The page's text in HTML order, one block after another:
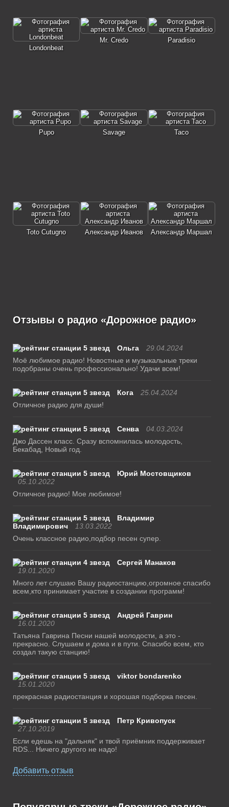
Londonbeat
Mr. Credo Paradisio
Pupo Savage Taco
Toto Cutugno Александр Иванов Александр Маршал
Отзывы о радио «Дорожное радио»
Ольга
29.04.2024
Моё любимое радио! Новостные и музыкальные треки
подобраны очень профессионально! Удачи всем!
Кога
25.04.2024
Отличное радио для души!
Сенва
04.03.2024
Джо Дассен класс. Сразу вспомнилась молодость,
Бекабад, Новый год.
Юрий Мостовщиков
05.10.2022
Отличное радио! Мое любимое!
Владимир
Владимирович
13.03.2022
Очень классное радио,подбор песен супер.
Сергей Манаков
19.01.2020
Много лет слушаю Вашу радиостанцию,огромное спасибо
всем,кто принимает участие в создании программ!
Андрей Гаврин
16.01.2020
Татьяна Гаврина Песни нашей молодости, а это -
прекрасно. Слушаем и дома и в пути. Спасибо всем, кто
создал такую станцию!
viktor bondarenko
15.01.2020
прекрасная радиостанция и хорошая подборка песен.
Петр Кривопуск
27.10.2019
Если едешь на "дальняк" и твой приёмник поддерживает
RDS... Ничего другого не надо!
Добавить отзыв